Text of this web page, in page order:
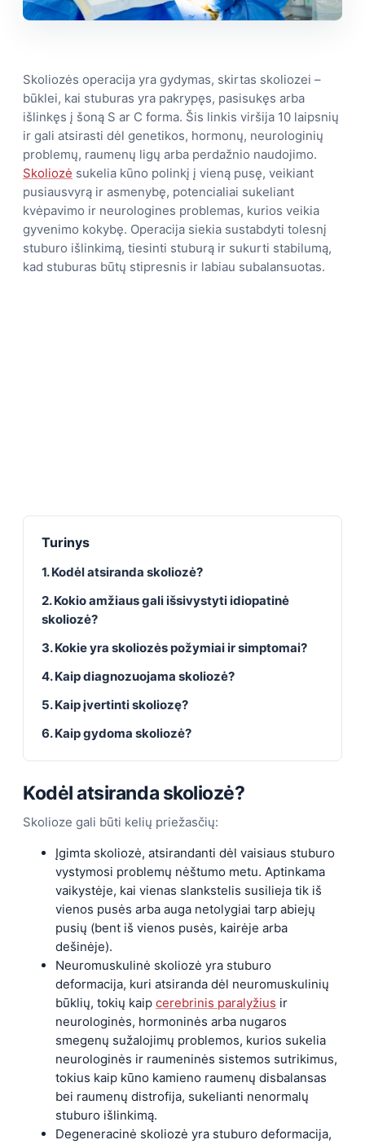
Skoliozės operacija yra gydymas, skirtas skoliozei –
būklei, kai stuburas yra pakrypęs, pasisukęs arba
išlinkęs į šoną S ar C forma. Šis linkis viršija 10 laipsnių
ir gali atsirasti dėl genetikos, hormonų, neurologinių
problemų, raumenų ligų arba perdažnio naudojimo.
Skoliozė sukelia kūno polinkį į vieną pusę, veikiant
pusiausvyrą ir asmenybę, potencialiai sukeliant
kvėpavimo ir neurologines problemas, kurios veikia
gyvenimo kokybę. Operacija siekia sustabdyti tolesnį
stuburo išlinkimą, tiesinti stuburą ir sukurti stabilumą,
kad stuburas būtų stipresnis ir labiau subalansuotas.
Turinys
1. Kodėl atsiranda skoliozė?
2. Kokio amžiaus gali išsivystyti idiopatinė
skoliozė?
3. Kokie yra skoliozės požymiai ir simptomai?
4. Kaip diagnozuojama skoliozė?
5. Kaip įvertinti skoliozę?
6. Kaip gydoma skoliozė?
Kodėl atsiranda skoliozė?
Skolioze gali būti kelių priežasčių:
Įgimta skoliozė, atsirandanti dėl vaisiaus stuburo
vystymosi problemų nėštumo metu. Aptinkama
vaikystėje, kai vienas slankstelis susilieja tik iš
vienos pusės arba auga netolygiai tarp abiejų
pusių (bent iš vienos pusės, kairėje arba
dešinėje).
Neuromuskulinė skoliozė yra stuburo
deformacija, kuri atsiranda dėl neuromuskulinių
būklių, tokių kaip cerebrinis paralyžius ir
neurologinės, hormoninės arba nugaros
smegenų sužalojimų problemos, kurios sukelia
neurologinės ir raumeninės sistemos sutrikimus,
tokius kaip kūno kamieno raumenų disbalansas
bei raumenų distrofija, sukelianti nenormalų
stuburo išlinkimą.
Degeneracinė skoliozė yra stuburo deformacija,